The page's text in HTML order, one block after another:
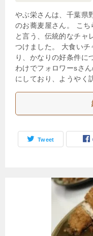
やぶ栄さんは、千葉県
のお蕎麦屋さん。 こ
と言う、伝統的なチャ
つけました。 大食い
り、かなりの好条件に
わけでフォロワーsさ
にしており、ようやく
Tweet